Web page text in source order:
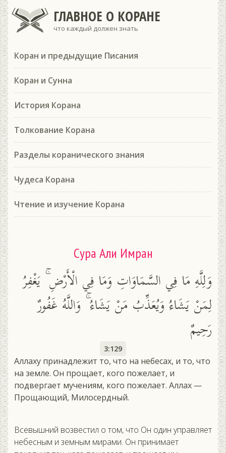
ГЛАВНОЕ О КОРАНЕ
что каждый должен знать
Коран и предыдущие Писания
Коран и Сунна
История Корана
Толкование Корана
Разделы коранического знания
Чудеса Корана
Чтение и изучение Корана
Сура Али Имран
وَلِلَّهِ مَا فِي السَّمَاوَاتِ وَمَا فِي الْأَرْضِ ۚ يَغْفِرُ
لِمَنْ يَشَاءُ وَيُعَذِّبُ مَنْ يَشَاءُ ۚ وَاللَّهُ غَفُورٌ
رَحِيمٌ
3:129
Аллаху принадлежит то, что на небесах, и то, что
на земле. Он прощает, кого пожелает, и
подвергает мучениям, кого пожелает. Аллах —
Прощающий, Милосердный.
Всевышний возвестил о том, что Он один управляет
небесным и земным мирами. Он принимает